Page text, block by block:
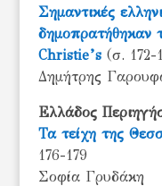
Σημαντικές
δημοπρατήθηκαν
Christie’s(σ. 172-
Δημήτρης
Ελλάδος
Τα τείχη της
176-179
Σοφία Γρυδάκη